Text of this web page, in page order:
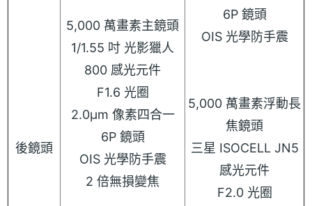
後鏡頭
5,000 萬畫素主鏡頭
1/1.55 吋 光影獵人
800 感光元件
F1.6 光圈
2.0μm 像素四合一
6P 鏡頭
OIS 光學防手震
2 倍無損變焦
6P 鏡頭
OIS 光學防手震
5,000 萬畫素浮動長
焦鏡頭
三星 ISOCELL JN5
感光元件
F2.0 光圈